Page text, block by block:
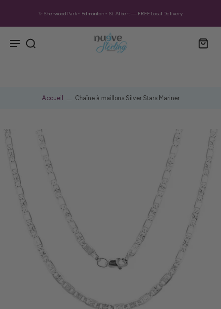
✨ Sherwood Park • Edmonton • St. Albert — FREE Local Delivery
Accueil Chaîne à maillons Silver Stars Mariner